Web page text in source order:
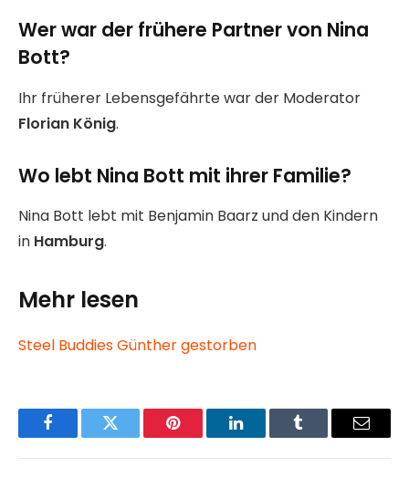
Wer war der frühere Partner von Nina
Bott?
Ihr früherer Lebensgefährte war der Moderator
Florian König.
Wo lebt Nina Bott mit ihrer Familie?
Nina Bott lebt mit Benjamin Baarz und den Kindern
in Hamburg.
Mehr lesen
Steel Buddies Günther gestorben
FacebookTwitter Pinterest LinkedInTumblr Email